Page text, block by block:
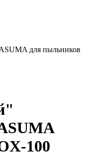
для пыльников
100